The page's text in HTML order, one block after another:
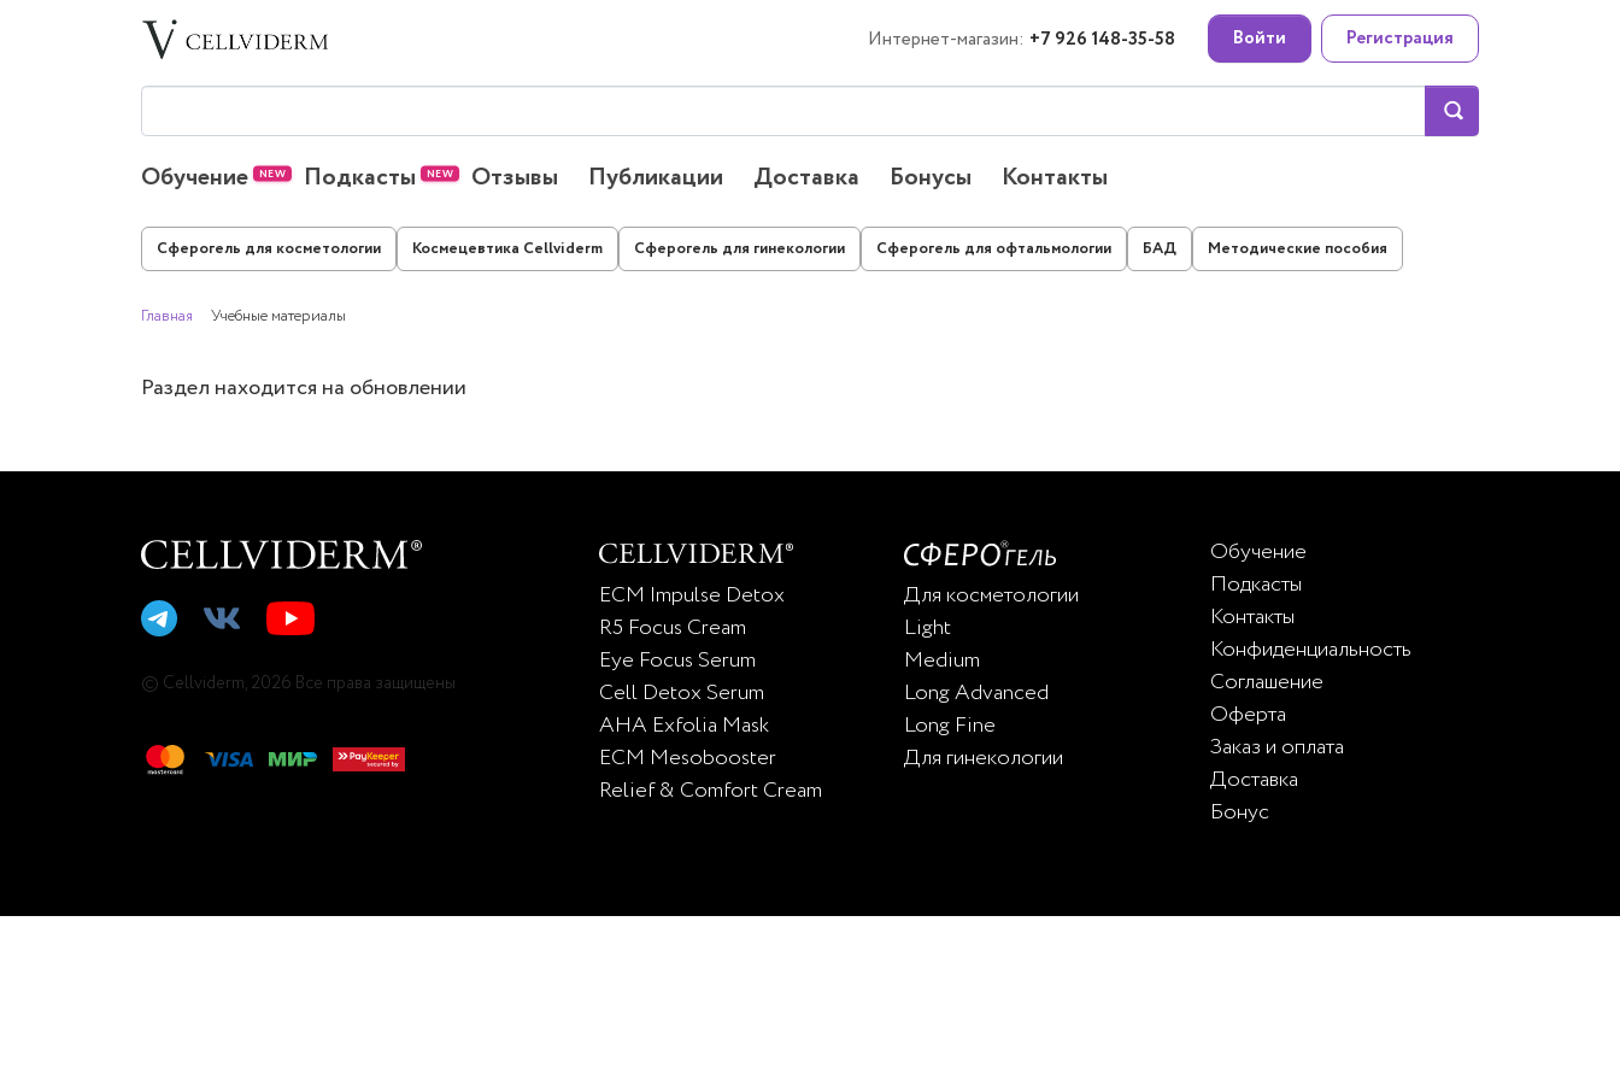
Интернет-магазин: +7 926 148-35-58 Войти Регистрация
Обучение Подкасты Отзывы Публикации Доставка Бонусы Контакты
Сферогель для косметологии Космецевтика Cellviderm Сферогель для гинекологии Сферогель для офтальмологии БАД Методические пособия
Главная Учебные материалы
Раздел находится на обновлении
© Cellviderm, 2026 Все права защищены
ECM Impulse Detox
R5 Focus Cream
Eye Focus Serum
Cell Detox Serum
AHA Exfolia Mask
ECM Mesobooster
Relief & Comfort Cream
Для косметологии
Light
Medium
Long Advanced
Long Fine
Для гинекологии
Обучение
Подкасты
Контакты
Конфиденциальность
Соглашение
Оферта
Заказ и оплата
Доставка
Бонус